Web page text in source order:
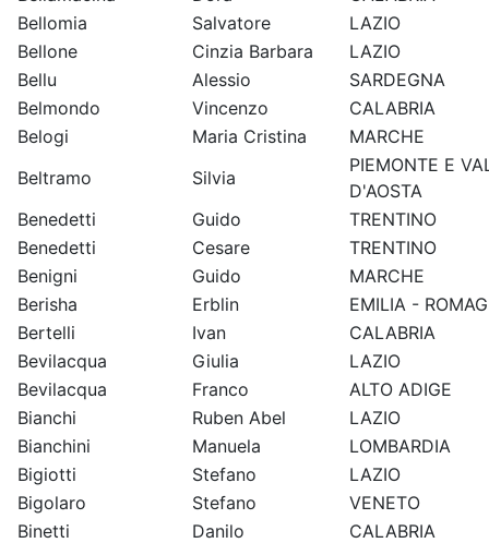
Bellomia
Salvatore
LAZIO
Bellone
Cinzia Barbara
LAZIO
Bellu
Alessio
SARDEGNA
Belmondo
Vincenzo
CALABRIA
Belogi
Maria Cristina
MARCHE
Beltramo
Silvia
PIEMONTE E
D'AOSTA
Benedetti
Guido
TRENTINO
Benedetti
Cesare
TRENTINO
Benigni
Guido
MARCHE
Berisha
Erblin
EMILIA -
Bertelli
Ivan
CALABRIA
Bevilacqua
Giulia
LAZIO
Bevilacqua
Franco
ALTO ADIGE
Bianchi
Ruben Abel
LAZIO
Bianchini
Manuela
LOMBARDIA
Bigiotti
Stefano
LAZIO
Bigolaro
Stefano
VENETO
Binetti
Danilo
CALABRIA